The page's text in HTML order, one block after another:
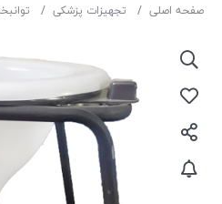
صفحه اصلی تجهیزات پزشکی